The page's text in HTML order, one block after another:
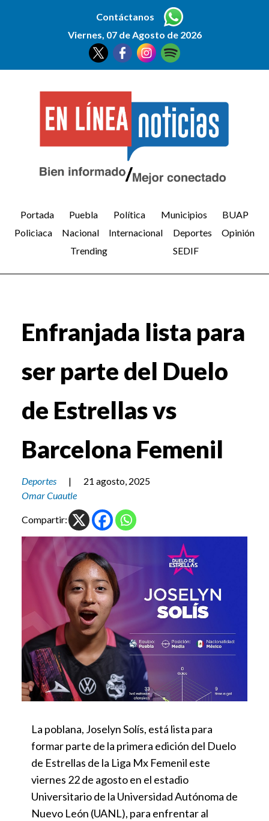
Contáctanos
Viernes, 07 de Agosto de 2026
Portada Puebla Política Municipios
BUAP
Policiaca
Nacional Internacional Deportes
Opinión
Trending
SEDIF
Enfranjada lista para
ser parte del Duelo
de Estrellas vs
Barcelona Femenil
Deportes |
21 agosto, 2025
Omar Cuautle
Compartir:
La poblana, Joselyn Solís, está lista para
formar parte de la primera edición del Duelo
de Estrellas de la Liga Mx Femenil este
viernes 22 de agosto en el estadio
Universitario de la Universidad Autónoma de
Nuevo León (UANL), para enfrentar al